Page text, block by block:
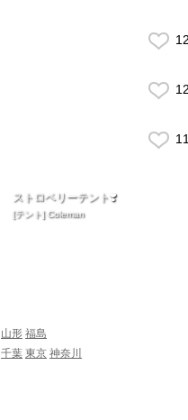
ストロベリーテント❣️
[テント] Coleman
山形 福島
千葉 東京 神奈川